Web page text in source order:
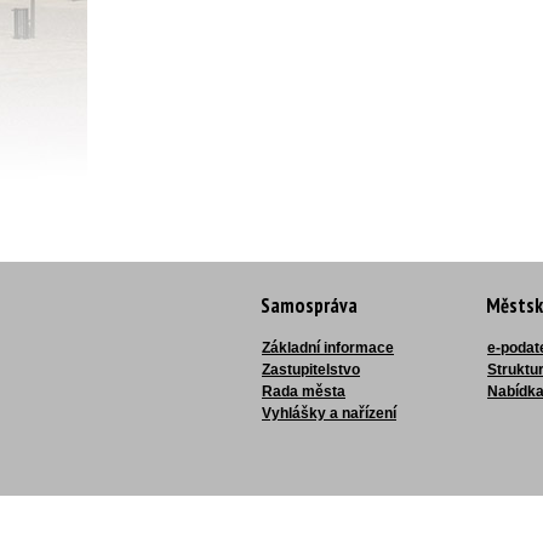
Samospráva
Základní informace
Zastupitelstvo
Rada města
Vyhlášky a nařízení
e-